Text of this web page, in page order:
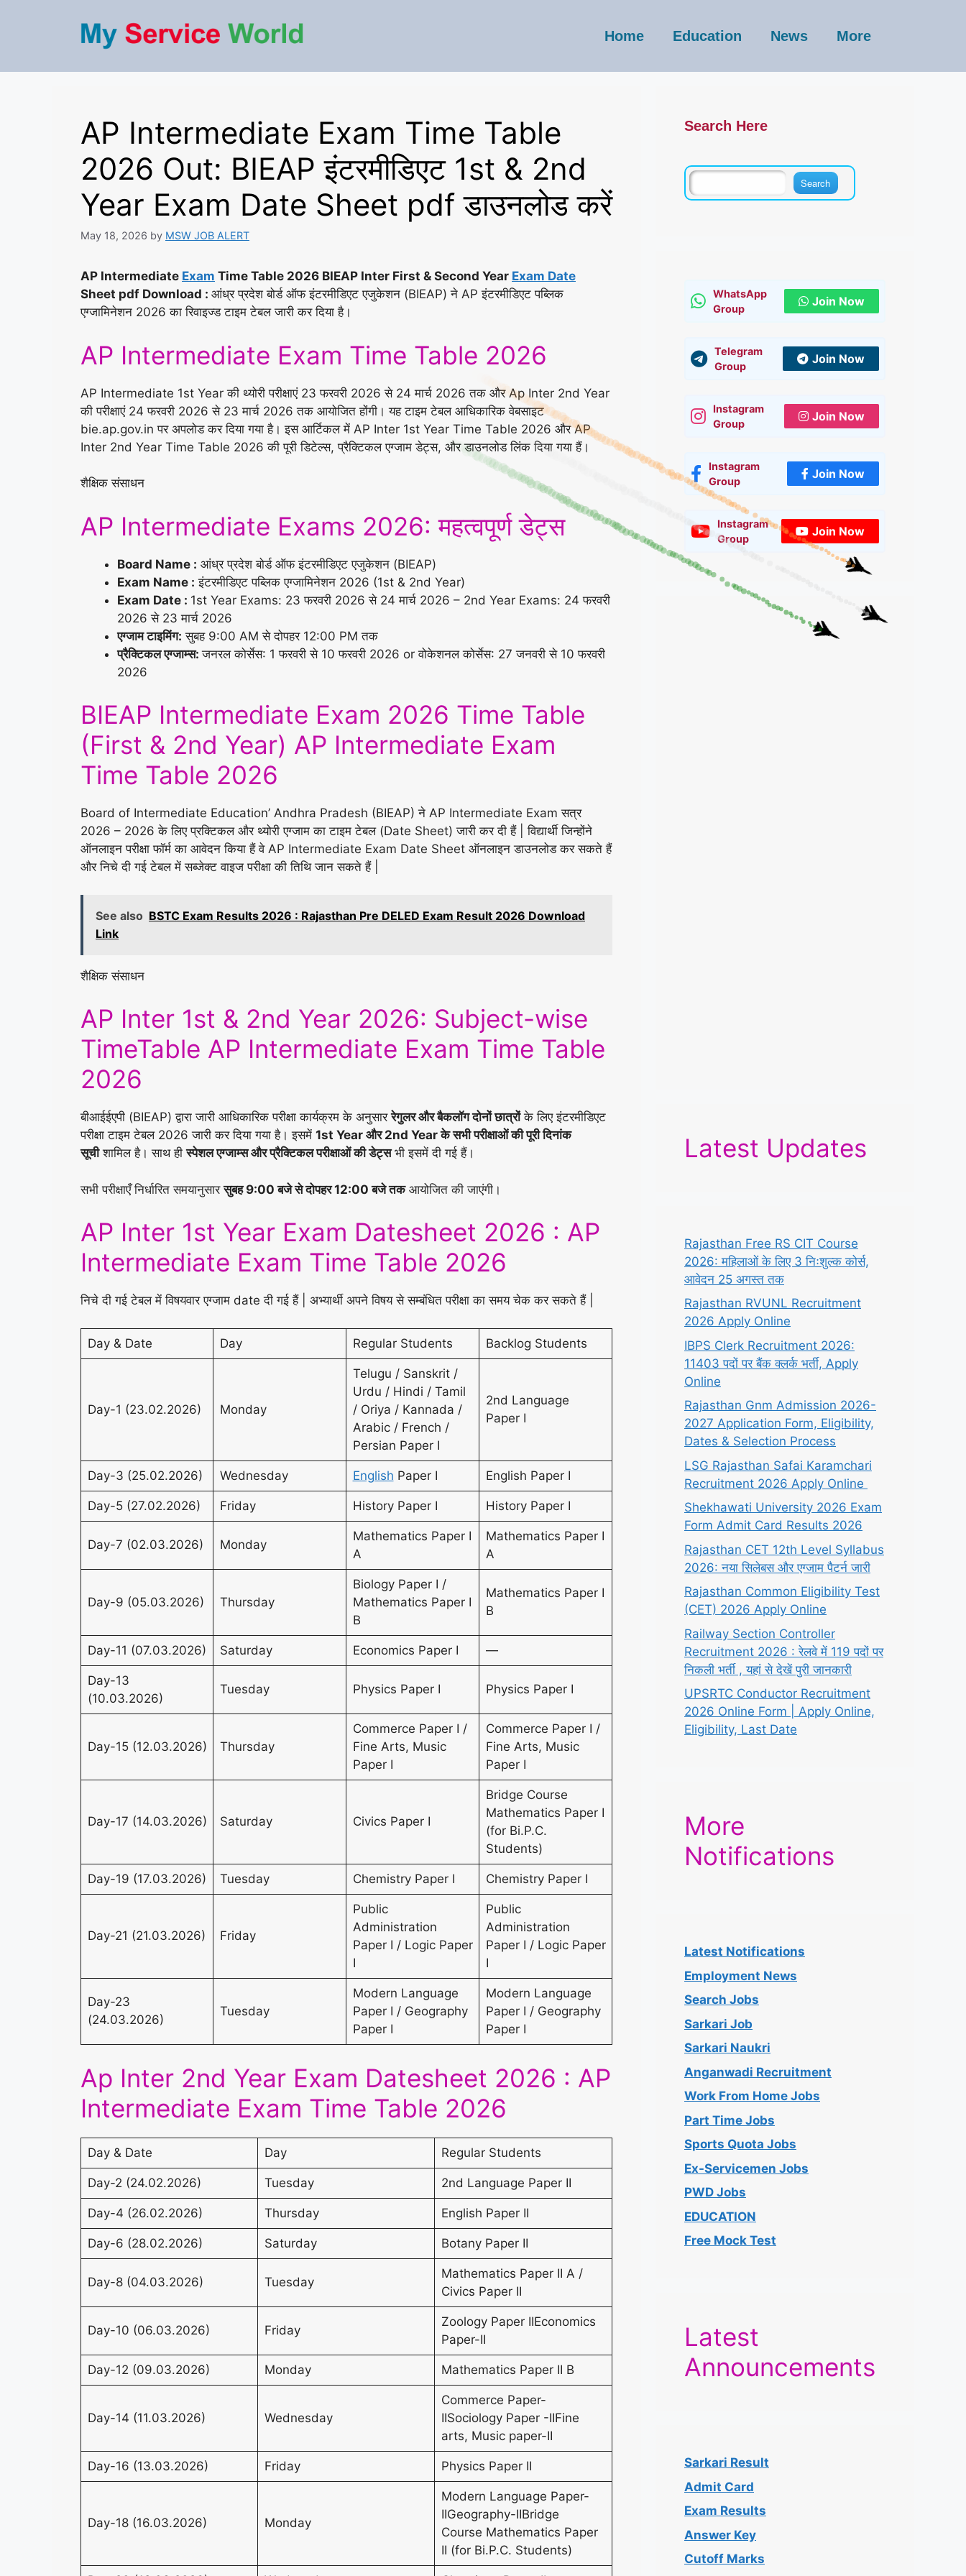
Home Education News More
AP Intermediate Exam Time Table
2026 Out: BIEAP इंटरमीडिएट 1st & 2nd
Year Exam Date Sheet pdf डाउनलोड करें
May 18, 2026 by MSW JOB ALERT
AP Intermediate Exam Time Table 2026 BIEAP Inter First & Second Year Exam Date
Sheet pdf Download : आंध्र प्रदेश बोर्ड ऑफ इंटरमीडिएट एजुकेशन (BIEAP) ने AP इंटरमीडिएट पब्लिक
एग्जामिनेशन 2026 का रिवाइज्ड टाइम टेबल जारी कर दिया है।
AP Intermediate Exam Time Table 2026
AP Intermediate 1st Year की थ्योरी परीक्षाएं 23 फरवरी 2026 से 24 मार्च 2026 तक और Ap Inter 2nd Year
की परीक्षाएं 24 फरवरी 2026 से 23 मार्च 2026 तक आयोजित होंगी। यह टाइम टेबल आधिकारिक वेबसाइट
bie.ap.gov.in पर अपलोड कर दिया गया है। इस आर्टिकल में AP Inter 1st Year Time Table 2026 और AP
Inter 2nd Year Time Table 2026 की पूरी डिटेल्स, प्रैक्टिकल एग्जाम डेट्स, और डाउनलोड लिंक दिया गया हैं।
शैक्षिक संसाधन
AP Intermediate Exams 2026: महत्वपूर्ण डेट्स
Board Name : आंध्र प्रदेश बोर्ड ऑफ इंटरमीडिएट एजुकेशन (BIEAP)
Exam Name : इंटरमीडिएट पब्लिक एग्जामिनेशन 2026 (1st & 2nd Year)
Exam Date : 1st Year Exams: 23 फरवरी 2026 से 24 मार्च 2026 – 2nd Year Exams: 24 फरवरी
2026 से 23 मार्च 2026
एग्जाम टाइमिंग: सुबह 9:00 AM से दोपहर 12:00 PM तक
प्रैक्टिकल एग्जाम्स:जनरल कोर्सेस: 1 फरवरी से 10 फरवरी 2026 or वोकेशनल कोर्सेस: 27 जनवरी से 10 फरवरी
2026
BIEAP Intermediate Exam 2026 Time Table
(First & 2nd Year) AP Intermediate Exam
Time Table 2026
Board of Intermediate Education’ Andhra Pradesh (BIEAP) ने AP Intermediate Exam सत्र
2026 – 2026 के लिए प्रक्टिकल और थ्योरी एग्जाम का टाइम टेबल (Date Sheet) जारी कर दी हैं | विद्यार्थी जिन्होंने
ऑनलाइन परीक्षा फॉर्म का आवेदन किया हैं वे AP Intermediate Exam Date Sheet ऑनलाइन डाउनलोड कर सकते हैं
और निचे दी गई टेबल में सब्जेक्ट वाइज परीक्षा की तिथि जान सकते हैं |
See also BSTC Exam Results 2026 : Rajasthan Pre DELED Exam Result 2026 Download
Link
शैक्षिक संसाधन
AP Inter 1st & 2nd Year 2026: Subject-wise
TimeTable AP Intermediate Exam Time Table
2026
बीआईईएपी (BIEAP) द्वारा जारी आधिकारिक परीक्षा कार्यक्रम के अनुसाररेगुलर और बैकलॉग दोनों छात्रोंके लिए इंटरमीडिएट
परीक्षा टाइम टेबल 2026 जारी कर दिया गया है। इसमें 1st Year और 2nd Year के सभी परीक्षाओं की पूरी दिनांक
सूचीशामिल है। साथ हीस्पेशल एग्जाम्स और प्रैक्टिकल परीक्षाओं की डेट्सभी इसमें दी गई हैं।
सभी परीक्षाएँ निर्धारित समयानुसारसुबह 9:00 बजे से दोपहर 12:00 बजे तकआयोजित की जाएंगी।
AP Inter 1st Year Exam Datesheet 2026 : AP
Intermediate Exam Time Table 2026
निचे दी गई टेबल में विषयवार एग्जाम date दी गई हैं | अभ्यार्थी अपने विषय से सम्बंधित परीक्षा का समय चेक कर सकते हैं |
Day & Date Day Regular Students Backlog Students
Day-1 (23.02.2026) Monday
Telugu / Sanskrit /
Urdu / Hindi / Tamil
/ Oriya / Kannada /
Arabic / French /
Persian Paper I
2nd Language
Paper I
Day-3 (25.02.2026) Wednesday English Paper I English Paper I
Day-5 (27.02.2026) Friday History Paper I History Paper I
Day-7 (02.03.2026) Monday
Mathematics Paper I
A
Mathematics Paper I
A
Day-9 (05.03.2026) Thursday
Biology Paper I /
Mathematics Paper I
B
Mathematics Paper I
B
Day-11 (07.03.2026) Saturday Economics Paper I —
Day-13
(10.03.2026)
Tuesday Physics Paper I Physics Paper I
Day-15 (12.03.2026) Thursday
Commerce Paper I /
Fine Arts, Music
Paper I
Commerce Paper I /
Fine Arts, Music
Paper I
Day-17 (14.03.2026) Saturday Civics Paper I
Bridge Course
Mathematics Paper I
(for Bi.P.C.
Students)
Day-19 (17.03.2026) Tuesday Chemistry Paper I Chemistry Paper I
Day-21 (21.03.2026) Friday
Public
Administration
Paper I / Logic Paper
I
Public
Administration
Paper I / Logic Paper
I
Day-23
(24.03.2026)
Tuesday
Modern Language
Paper I / Geography
Paper I
Modern Language
Paper I / Geography
Paper I
Ap Inter 2nd Year Exam Datesheet 2026 : AP
Intermediate Exam Time Table 2026
Day & Date Day Regular Students
Day-2 (24.02.2026) Tuesday 2nd Language Paper II
Day-4 (26.02.2026) Thursday English Paper II
Day-6 (28.02.2026) Saturday Botany Paper II
Day-8 (04.03.2026) Tuesday
Mathematics Paper II A /
Civics Paper II
Day-10 (06.03.2026) Friday
Zoology Paper IIEconomics
Paper-II
Day-12 (09.03.2026) Monday Mathematics Paper II B
Day-14 (11.03.2026) Wednesday
Commerce Paper-
IISociology Paper -IIFine
arts, Music paper-II
Day-16 (13.03.2026) Friday Physics Paper II
Day-18 (16.03.2026) Monday
Modern Language Paper-
IIGeography-IIBridge
Course Mathematics Paper
II (for Bi.P.C. Students)
Search Here
WhatsApp
Group
Join Now
Telegram
Group
Join Now
Instagram
Group
Join Now
Instagram
Group
Join Now
Instagram
Group
Join Now
Latest Updates
Rajasthan Free RS CIT Course
2026: महिलाओं के लिए 3 निःशुल्क कोर्स,
आवेदन 25 अगस्त तक
Rajasthan RVUNL Recruitment
2026 Apply Online
IBPS Clerk Recruitment 2026:
11403 पदों पर बैंक क्लर्क भर्ती, Apply
Online
Rajasthan Gnm Admission 2026-
2027 Application Form, Eligibility,
Dates & Selection Process
LSG Rajasthan Safai Karamchari
Recruitment 2026 Apply Online
Shekhawati University 2026 Exam
Form Admit Card Results 2026
Rajasthan CET 12th Level Syllabus
2026: नया सिलेबस और एग्जाम पैटर्न जारी
Rajasthan Common Eligibility Test
(CET) 2026 Apply Online
Railway Section Controller
Recruitment 2026 : रेलवे में 119 पदों पर
निकली भर्ती , यहां से देखें पुरी जानकारी
UPSRTC Conductor Recruitment
2026 Online Form | Apply Online,
Eligibility, Last Date
More
Notifications
Latest Notifications
Employment News
Search Jobs
Sarkari Job
Sarkari Naukri
Anganwadi Recruitment
Work From Home Jobs
Part Time Jobs
Sports Quota Jobs
Ex-Servicemen Jobs
PWD Jobs
EDUCATION
Free Mock Test
Latest
Announcements
Sarkari Result
Admit Card
Exam Results
Answer Key
Cutoff Marks